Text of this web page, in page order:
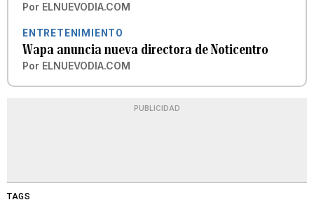
Por ELNUEVODIA.COM
ENTRETENIMIENTO
Wapa anuncia nueva directora de Noticentro
Por ELNUEVODIA.COM
PUBLICIDAD
TAGS